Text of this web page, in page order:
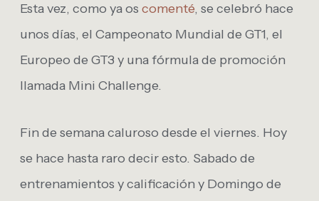
Esta vez, como ya os comenté, se celebró hace
unos días, el Campeonato Mundial de GT1, el
Europeo de GT3 y una fórmula de promoción
llamada Mini Challenge.
Fin de semana caluroso desde el viernes. Hoy
se hace hasta raro decir esto. Sabado de
entrenamientos y calificación y Domingo de